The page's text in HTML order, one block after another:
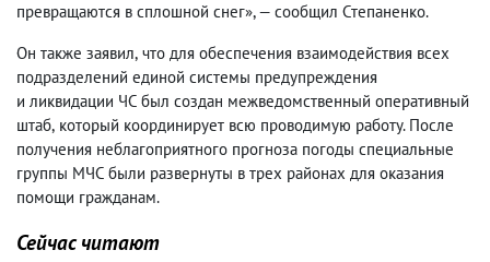
превращаются в сплошной снег», — сообщил Степаненко.
Он также заявил, что для обеспечения взаимодействия всех
подразделений единой системы предупреждения
и ликвидации ЧС был создан межведомственный оперативный
штаб, который координирует всю проводимую работу. После
получения неблагоприятного прогноза погоды специальные
группы МЧС были развернуты в трех районах для оказания
помощи гражданам.
Сейчас читают